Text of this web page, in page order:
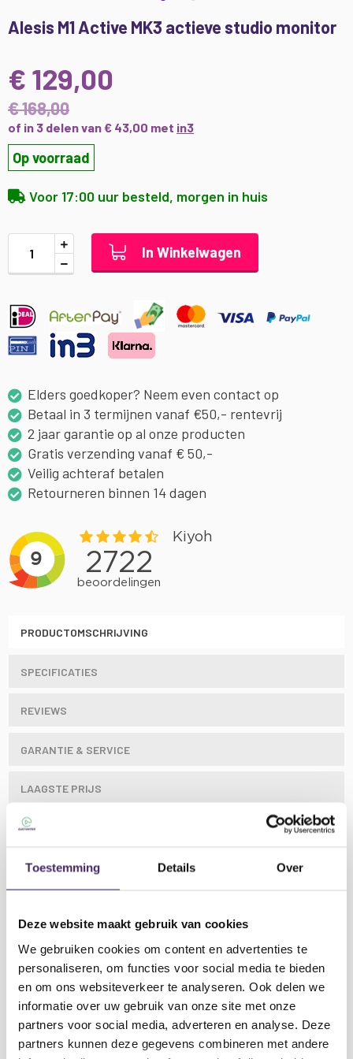
Toestemming Details Over
Deze website maakt gebruik van cookies
We gebruiken cookies om content en advertenties te
personaliseren, om functies voor social media te bieden
en om ons websiteverkeer te analyseren. Ook delen we
informatie over uw gebruik van onze site met onze
partners voor social media, adverteren en analyse. Deze
partners kunnen deze gegevens combineren met andere
Alesis M1 Active MK3 actieve studio monitor
€ 129,00
€ 168,00
of in 3 delen van € 43,00 met in3
Op voorraad
Voor 17:00 uur besteld, morgen in huis
In Winkelwagen
Elders goedkoper? Neem even contact op
Betaal in 3 termijnen vanaf €50,- rentevrij
2 jaar garantie op al onze producten
Gratis verzending vanaf € 50,-
Veilig achteraf betalen
Retourneren binnen 14 dagen
naar
begin
van
de
afbeeldingen-
gallerij
PRODUCTOMSCHRIJVING
SPECIFICATIES
REVIEWS
GARANTIE & SERVICE
LAAGSTE PRIJS
De M1 Active MK3-studio monitor maakt gebruik van
een mooie nieuwe 5-inch aluminium woofer die
een nog snellere en preciezere response heeft op het
gebied van midden en lage tonen. Bovendien biedt een
precisie-ontworpen golfgeleider hoge frequentie
dispersie in een goed gecontroleerd, voorspelbaar
patroon. Dit zorgt voor een vergrote 'sweet spot' en
tegelijkertijd voorkomt het een willekeurige
verstrooiing van het geluid.
Lees meer